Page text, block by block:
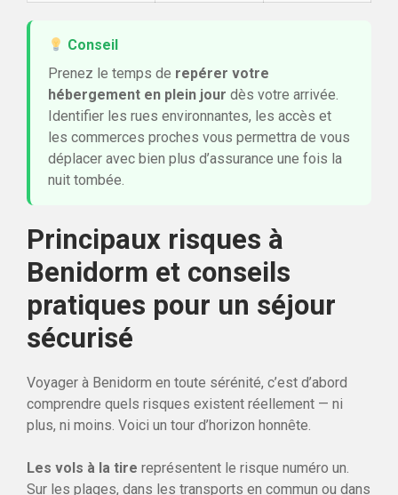
Conseil
Prenez le temps de repérer votre
hébergement en plein jour dès votre arrivée.
Identifier les rues environnantes, les accès et
les commerces proches vous permettra de vous
déplacer avec bien plus d’assurance une fois la
nuit tombée.
Principaux risques à
Benidorm et conseils
pratiques pour un séjour
sécurisé
Voyager à Benidorm en toute sérénité, c’est d’abord
comprendre quels risques existent réellement — ni
plus, ni moins. Voici un tour d’horizon honnête.
Les vols à la tire représentent le risque numéro un.
Sur les plages, dans les transports en commun ou dans